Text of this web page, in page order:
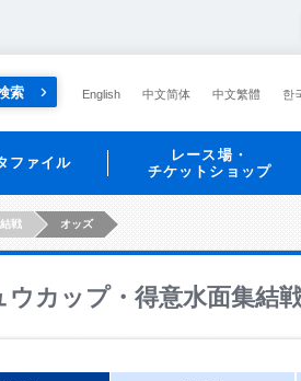
索 English 中文简体 中文繁體 한
ファイル
レース場・
チケットショップ
戦 オッズ
カップ・得意水面集結